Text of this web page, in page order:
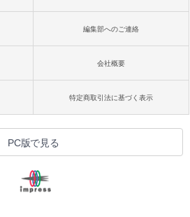
編集部へのご連絡
会社概要
特定商取引法に基づく表示
PC版で見る